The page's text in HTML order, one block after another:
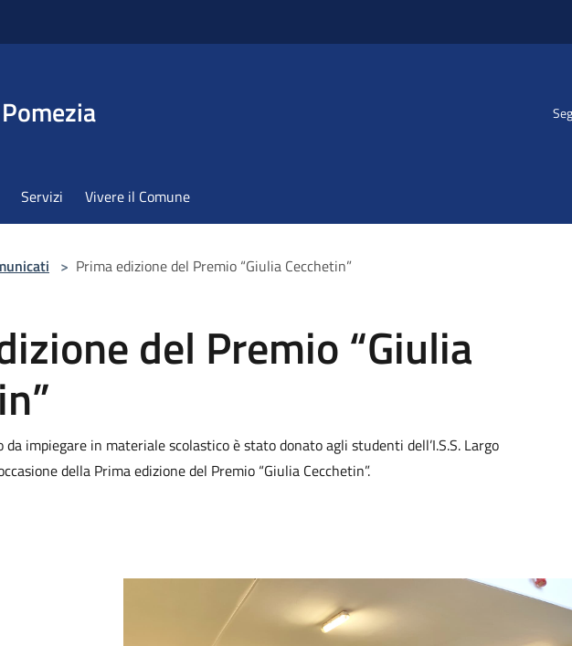
Servizi Vivere il Comune
> Prima edizione del Premio “Giulia Cecchetin”
del Premio “Giulia
da impiegare in materiale scolastico è stato donato agli studenti dell’I.S.S. Largo
della Prima edizione del Premio “Giulia Cecchetin”.